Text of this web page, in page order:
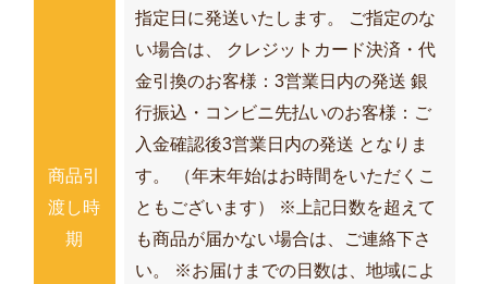
商品引
渡し時
期
指定日に発送いたします。 ご指定のな
い場合は、 クレジットカード決済・代
金引換のお客様：3営業日内の発送 銀
行振込・コンビニ先払いのお客様：ご
入金確認後3営業日内の発送 となりま
す。 （年末年始はお時間をいただくこ
ともございます） ※上記日数を超えて
も商品が届かない場合は、ご連絡下さ
い。 ※お届けまでの日数は、地域によ